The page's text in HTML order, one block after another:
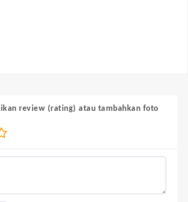
review (rating) atau tambahkan foto